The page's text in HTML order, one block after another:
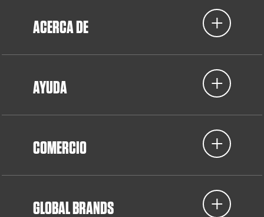
ACERCA DE
AYUDA
COMERCIO
GLOBAL BRANDS